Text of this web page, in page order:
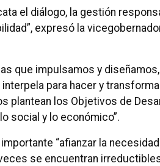
el diálogo, la gestión
expresó la
que impulsamos y
para hacer y
plantean los Objetivos de
social y lo económico”.
“afianzar la
se encuentran